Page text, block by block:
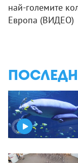
най-големите
Европа (ВИДЕО)